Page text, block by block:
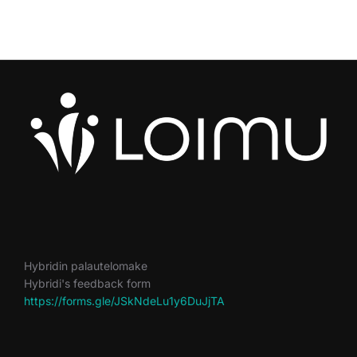
Hybridin palautelomake
Hybridi's feedback form
https://forms.gle/JSkNdeLu1y6DuJjTA